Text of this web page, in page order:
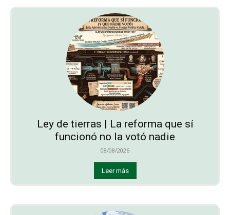
Ley de tierras | La reforma que sí
funcionó no la votó nadie
08/08/2026
Leer más